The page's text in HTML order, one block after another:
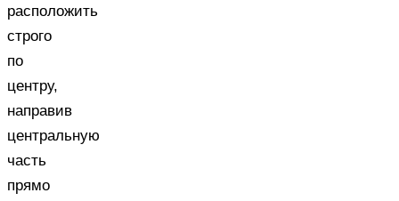
расположить
строго
по
центру,
направив
центральную
часть
прямо